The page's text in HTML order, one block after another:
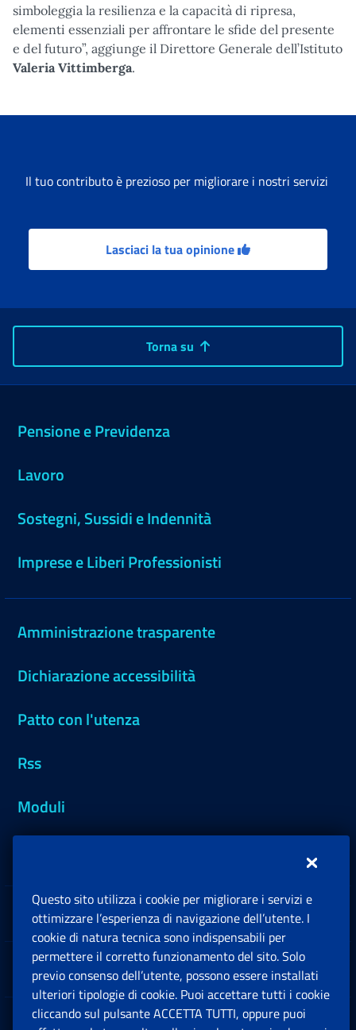
simboleggia la resilienza e la capacità di ripresa,
elementi essenziali per affrontare le sfide del presente
e del futuro”, aggiunge il Direttore Generale dell’Istituto
Valeria Vittimberga.
Il tuo contributo è prezioso per migliorare i nostri servizi
Lasciaci la tua opinione
Torna su
Pensione e Previdenza
Lavoro
Sostegni, Sussidi e Indennità
Imprese e Liberi Professionisti
Amministrazione trasparente
Dichiarazione accessibilità
Patto con l'utenza
Rss
Moduli
Sedi e Contatti
Software
Note Legali
Questo sito utilizza i cookie per migliorare i servizi e
ottimizzare l’esperienza di navigazione dell’utente. I
cookie di natura tecnica sono indispensabili per
permettere il corretto funzionamento del sito. Solo
previo consenso dell’utente, possono essere installati
ulteriori tipologie di cookie. Puoi accettare tutti i cookie
cliccando sul pulsante ACCETTA TUTTI, oppure puoi